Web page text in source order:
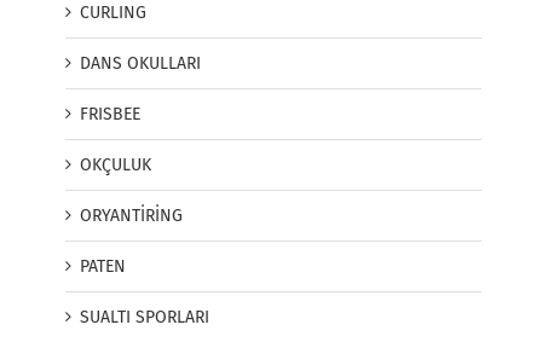
CURLING
DANS OKULLARI
FRISBEE
OKÇULUK
ORYANTİRİNG
PATEN
SUALTI SPORLARI